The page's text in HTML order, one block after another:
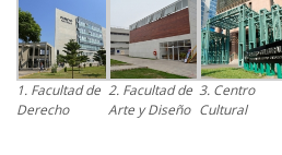
1. Facultad de
Derecho
2. Facultad de
Arte y Diseño
3. Centro
Cultural